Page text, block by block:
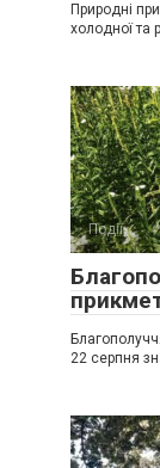
Природні
холодної та
Події
22 серпня